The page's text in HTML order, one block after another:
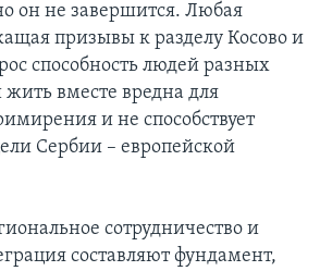
он не завершится. Любая
призывы к разделу Косово и
способность людей разных
вместе вредна для
и не способствует
Сербии – европейской
сотрудничество и
составляют фундамент,